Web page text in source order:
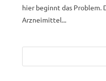
hier beginnt das Problem.
Arzneimittel...